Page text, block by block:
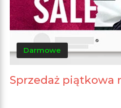
Darmowe
Sprzedaż piątkowa